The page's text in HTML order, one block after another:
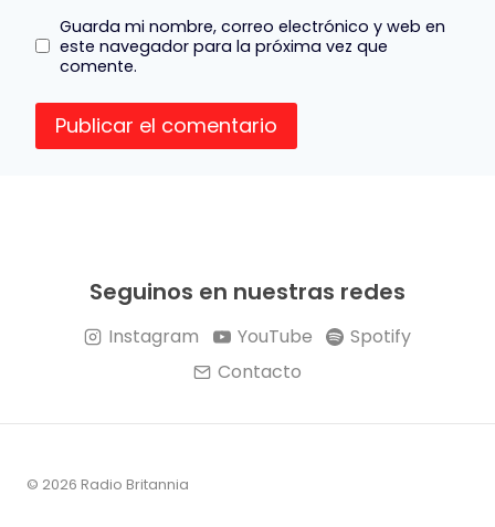
Guarda mi nombre, correo electrónico y web en
este navegador para la próxima vez que
comente.
Seguinos en nuestras redes
Instagram YouTube
Spotify
Contacto
© 2026 Radio Britannia